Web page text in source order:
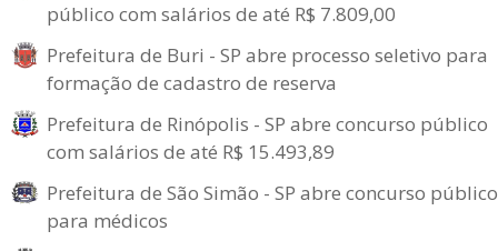
público com salários de até R$ 7.809,00
Prefeitura de Buri - SP abre processo seletivo para
formação de cadastro de reserva
Prefeitura de Rinópolis - SP abre concurso público
com salários de até R$ 15.493,89
Prefeitura de São Simão - SP abre concurso público
para médicos